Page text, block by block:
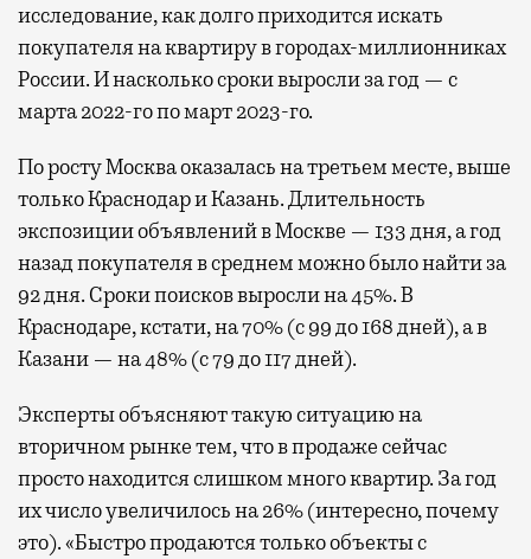
исследование, как долго приходится искать
покупателя на квартиру в городах-миллионниках
России. И насколько сроки выросли за год — с
марта 2022-го по март 2023-го.
По росту Москва оказалась на третьем месте, выше
только Краснодар и Казань. Длительность
экспозиции объявлений в Москве — 133 дня, а год
назад покупателя в среднем можно было найти за
92 дня. Сроки поисков выросли на 45%. В
Краснодаре, кстати, на 70% (с 99 до 168 дней), а в
Казани — на 48% (с 79 до 117 дней).
Эксперты объясняют такую ситуацию на
вторичном рынке тем, что в продаже сейчас
просто находится слишком много квартир. За год
их число увеличилось на 26% (интересно, почему
это). «Быстро продаются только объекты с